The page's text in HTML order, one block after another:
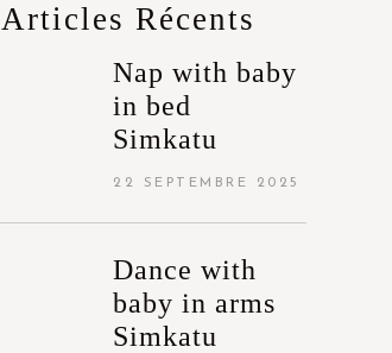
Articles Récents
Nap with baby
in bed
Simkatu
22 SEPTEMBRE 2025
Dance with
baby in arms
Simkatu